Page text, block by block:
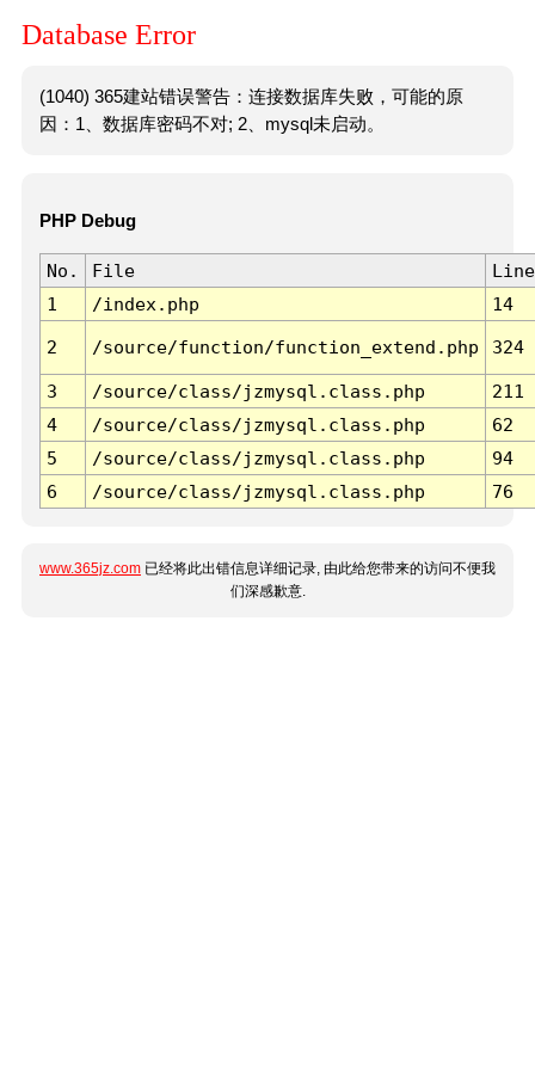
Database Error
(1040) 365建站错误警告：连接数据库失败，可能的原
因：1、数据库密码不对; 2、mysql未启动。
PHP Debug
No. File
Line
1
/index.php 14
2 /source/function/function_extend.php 324
3 /source/class/jzmysql.class.php
211
4
/source/class/jzmysql.class.php
62
5
/source/class/jzmysql.class.php
94
6
/source/class/jzmysql.class.php 76
www.365jz.com 已经将此出错信息详细记录, 由此给您带来的访问不便我
们深感歉意.